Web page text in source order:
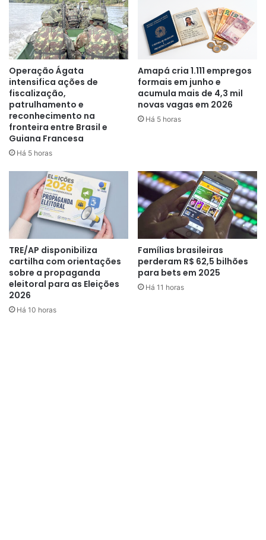
feminina e participação da banda da Guarda Municipal de
Macapá. A feira Afro Empreendedoras também estará na
programação.
Em entrevista ao programa “Fogo Cruzado” , transmitido
pelaRádio Equinócio FM (99,1), a Coordenadora de
Políticas Públicas para as Mulheres, Socorro Marques
detalhou todos os passos da ação e serviços oferecidos.
Operação Ágata
intensifica ações de
fiscalização,
patrulhamento e
reconhecimento na
fronteira entre Brasil e
Guiana Francesa
Há 5 horas
Amapá cria 1.111 empregos
formais em junho e
acumula mais de 4,3 mil
novas vagas em 2026
Há 5 horas
TRE/AP disponibiliza
cartilha com orientações
sobre a propaganda
eleitoral para as Eleições
2026
Há 10 horas
Famílias brasileiras
perderam R$ 62,5 bilhões
para bets em 2025
Há 11 horas